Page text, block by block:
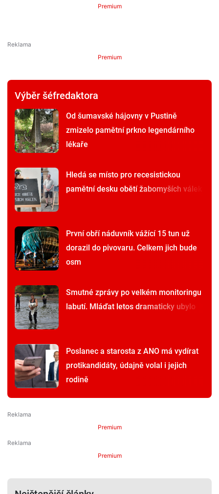
Premium
Premium
Výběr šéfredaktora
Od šumavské hájovny v Pustině
zmizelo pamětní prkno legendárního
lékaře
Hledá se místo pro recesistickou
pamětní desku obětí žabomyších válek
První obří náduvník vážící 15 tun už
dorazil do pivovaru. Celkem jich bude
osm
Smutné zprávy po velkém monitoringu
labutí. Mláďat letos dramaticky ubylo
Poslanec a starosta z ANO má vydírat
protikandidáty, údajně volal i jejich
rodině
Premium
Premium